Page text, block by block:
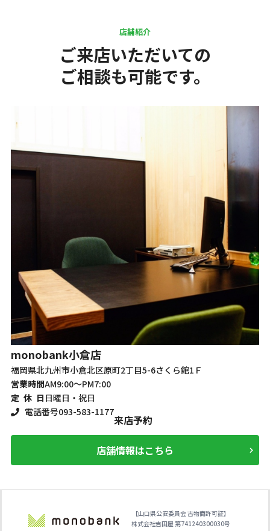
店舗紹介
ご来店いただいての
ご相談も可能です。
monobank小倉店
福岡県北九州市小倉北区原町2丁目5-6さくら館1Ｆ
営業時間AM9:00～PM7:00
定 休 日 日曜日・祝日
電話番号093-583-1177
来店予約
店舗情報はこちら
【山口県公安委員会 古物商許可証】
株式会社吉田屋 第741240300030号